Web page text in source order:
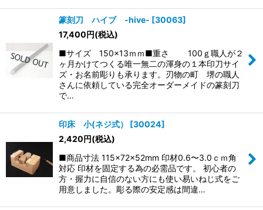
篆刻刀 ハイブ -hive- [30063]
17,400円(税込)
■サイズ 150×13ｍｍ■重さ 100ｇ職人が２
ヶ月かけてつくる唯一無二の渾身の１本印刀サイ
ズ・お名前彫りも承ります。刃物の町 堺の職人
さんに依頼している完全オーダーメイドの篆刻刀
で…
印床 小(ネジ式） [30024]
2,420円(税込)
■商品寸法 115×72×52mm 印材0.6〜3.0ｃｍ角
対応 印材を固定する為の必需品です。 初心者の
方・握力に自信のない方にも使い易いねじ式をご
用意しました。彫る際の安定感は間違…